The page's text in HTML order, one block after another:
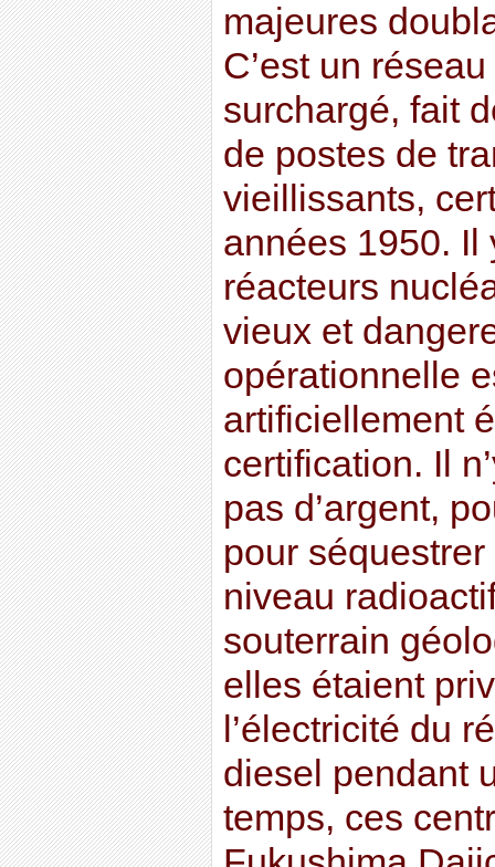
majeures
C’est un
surchargé, fait
de postes de
vieillissants,
années 1950. Il
réacteurs
vieux et
opérationnelle
artificiellement
certification. Il
pas d’argent,
pour
niveau
souterrain
elles étaient
l’électricité du
diesel pendant
temps, ces